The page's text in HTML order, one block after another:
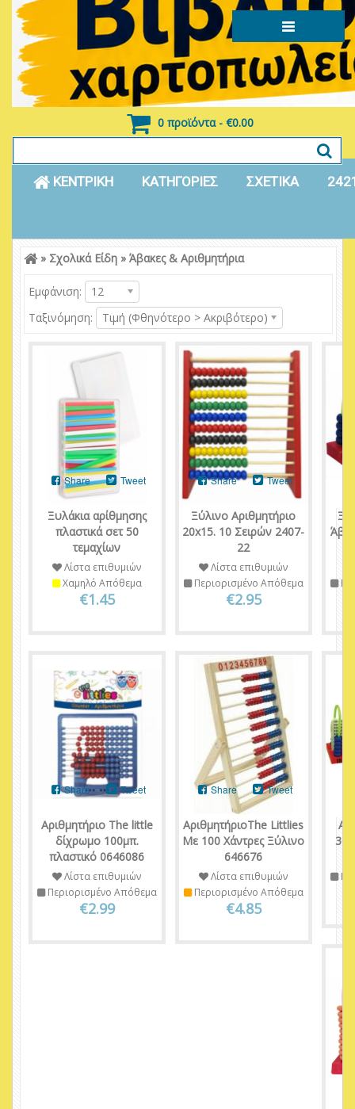
0 προϊόντα - €0.00
ΚΕΝΤΡΙΚΗ ΚΑΤΗΓΟΡΙΕΣ ΣΧΕΤΙΚΑ
Είσοδος Εγγραφή
» Σχολικά Είδη» Άβακες & Αριθμητήρια
Εμφάνιση:
12
Ταξινόμηση:
Τιμή (Φθηνότερο > Ακριβότερο)
Ξυλάκια αρίθμησης
πλαστικά σετ 50
τεμαχίων
Share Tweet
Λίστα επιθυμιών
Χαμηλό Απόθεμα
€1.45
Ξύλινο Αριθμητήριο
20x15. 10 Σειρών 2407-
22
Share Tweet
Λίστα επιθυμιών
Περιορισμένο Απόθεμα
€2.95
Αριθμητήριο The little
δίχρωμο 100μπ.
πλαστικό 0646086
Share Tweet
Λίστα επιθυμιών
Περιορισμένο Απόθεμα
€2.99
ΑριθμητήριοThe Littlies
Με 100 Χάντρες Ξύλινο
646676
Share Tweet
Λίστα επιθυμιών
Περιορισμένο Απόθεμα
€4.85